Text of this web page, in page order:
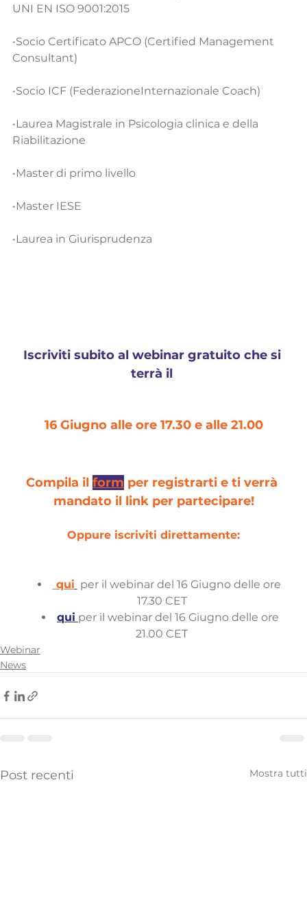
UNI EN ISO 9001:2015
•Socio Certificato APCO (Certified Management
Consultant)
•Socio ICF (FederazioneInternazionale Coach)
•Laurea Magistrale in Psicologia clinica e della
Riabilitazione
•Master di primo livello
•Master IESE
•Laurea in Giurisprudenza
Iscriviti subito al webinar gratuito che si
terrà il
16 Giugno alle ore 17.30 e alle 21.00
Compila il form per registrarti e ti verrà
mandato il link per partecipare!
Oppure iscriviti direttamente:
qui per il webinar del 16 Giugno delle ore
17.30 CET
qui per il webinar del 16 Giugno delle ore
21.00 CET
Webinar
News
Post recenti Mostra tutti